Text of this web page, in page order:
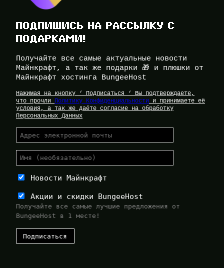
ПОДПИШИСЬ НА РАССЫЛКУ С
ПОДАРКАМИ!
Получайте все самые актуальные новости
Майнкрафт, а так же подарки 🎁 и плюшки от
Майнкрафт хостинга BungeeHost
Нажимая на кнопку ‘ Подписаться ‘ Вы подтверждаете,
что прочли Политику Конфиденциальности и принимаете её
условия, а так же даёте согласие на обработку
Персональных Данных
Новости Майнкрафт
Акции и скидки BungeeHost
Получайте все самые лучшие предложения от
BungeeHost в 1 месте!